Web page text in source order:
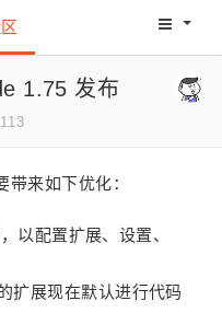
码农网
1.75 发布
来如下优化：
以配置扩展、设置、
扩展现在默认进行代码